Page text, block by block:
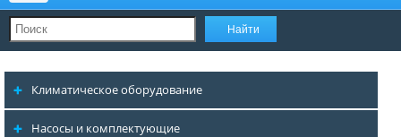
Климатическое оборудование
Насосы и комплектующие